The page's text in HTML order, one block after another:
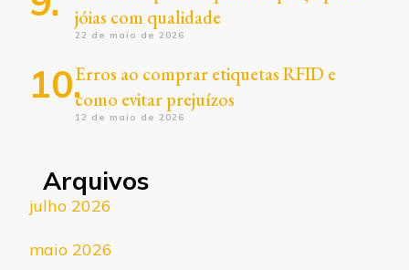
jóias com qualidade
22 de maio de 2026
Erros ao comprar etiquetas RFID e
como evitar prejuízos
12 de maio de 2026
Arquivos
julho 2026
maio 2026